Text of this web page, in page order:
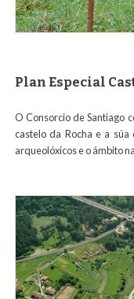
Plan Especial
O Consorcio de Santiago
castelo da Rocha e a
arqueolóxicos e o ámbito